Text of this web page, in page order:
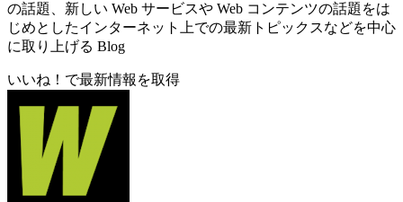
の話題、新しい Web サービスや Web コンテンツの話題をは
じめとしたインターネット上での最新トピックスなどを中心
に取り上げる Blog
いいね！で最新情報を取得